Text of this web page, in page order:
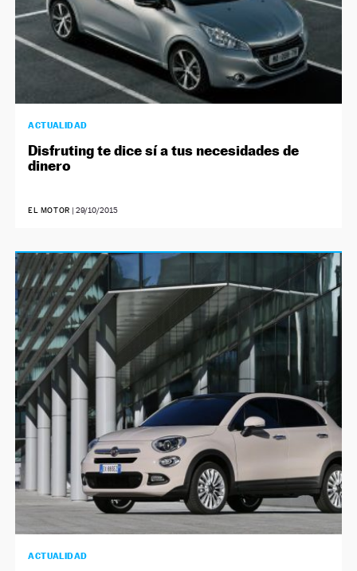
NEWSLETTER
ACTUALIDAD
Disfruting te dice sí a tus necesidades de
dinero
EL MOTOR | 29/10/2015
ACTUALIDAD